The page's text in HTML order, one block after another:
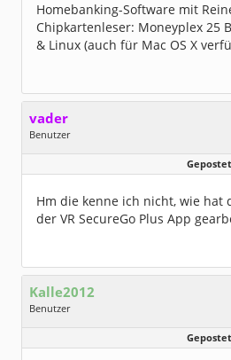
Homebanking-Software mit
Chipkartenleser: Moneyplex 25
& Linux (auch für Mac OS X
vader
Benutzer
Geschlecht:
keine Angabe
Dabei seit:
12 / 2004
Hm die kenne ich nicht, wie hat
der VR SecureGo Plus App
Kalle2012
Benutzer
Homepage:
ksit.de